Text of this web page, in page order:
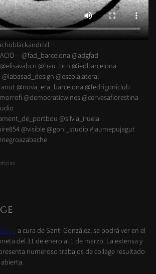
@fad_barcelona @adgfad
@bau_bcn @iedbarcelona
@escolalateral
@nova_era_barcelona @fedrigoniclub
@democraticwines @cervesaflorestina
@silvia_iruela
@visible @goni_studio #jaumepujagut
a cura de Santi González, se podrá ver en el
del 31 de enero al 1 de marzo. La extensa y
numeroso trabajos de collage resultado